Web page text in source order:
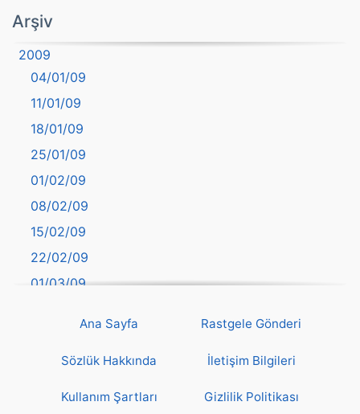
Aydın
Balıkesir
Bartın
başkentler
Batman
Bayburt
Bilecik
Bingöl
Bitlis
Bolu
Burdur
Çankırı
Çorum
Arşiv
2009
04/01/09
11/01/09
18/01/09
25/01/09
01/02/09
08/02/09
15/02/09
22/02/09
01/03/09
22/03/09
Ana Sayfa Rastgele Gönderi
Sözlük Hakkında İletişim Bilgileri
Kullanım Şartları Gizlilik Politikası